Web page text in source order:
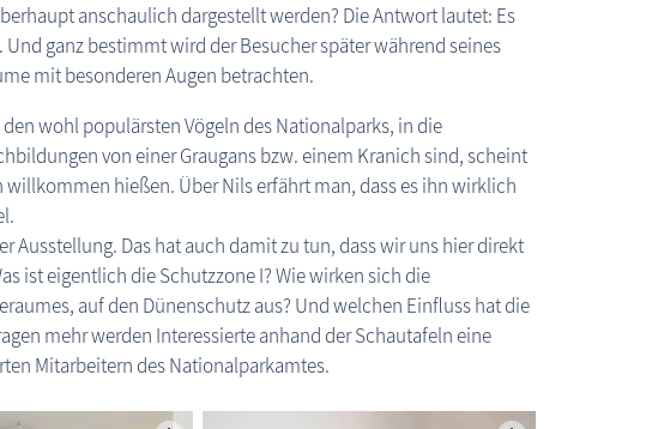
anschaulich dargestellt werden? Die Antwort lautet: Es
ganz bestimmt wird der Besucher später während seines
mit besonderen Augen betrachten.
wohl populärsten Vögeln des Nationalparks, in die
von einer Graugans bzw. einem Kranich sind, scheint
hießen. Über Nils erfährt man, dass es ihn wirklich
Ausstellung. Das hat auch damit zu tun, dass wir uns hier direkt
ist eigentlich die Schutzzone I? Wie wirken sich die
auf den Dünenschutz aus? Und welchen Einfluss hat die
mehr werden Interessierte anhand der Schautafeln eine
Mitarbeitern des Nationalparkamtes.